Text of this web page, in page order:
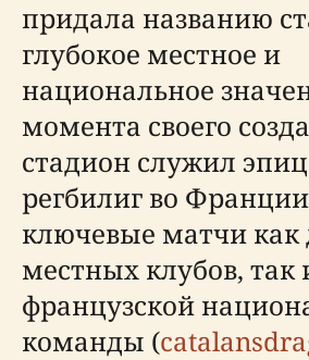
придала названию
глубокое местное и
национальное
момента своего
стадион служил
регбилиг во
ключевые матчи как
местных клубов, так
французской
команды (